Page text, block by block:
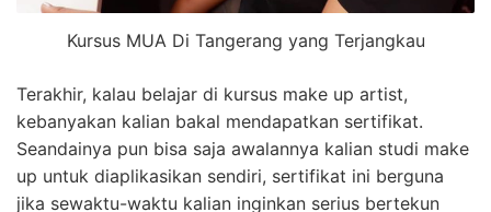
Kursus MUA Di Tangerang yang Terjangkau
Terakhir, kalau belajar di kursus make up artist,
kebanyakan kalian bakal mendapatkan sertifikat.
Seandainya pun bisa saja awalannya kalian studi make
up untuk diaplikasikan sendiri, sertifikat ini berguna
jika sewaktu-waktu kalian inginkan serius bertekun